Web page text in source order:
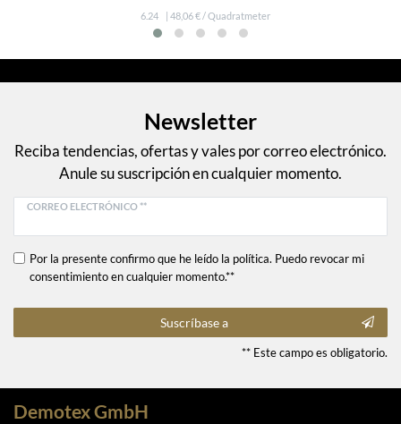
6.24 | 48,06 € / Quadratmeter
Newsletter
Reciba tendencias, ofertas y vales por correo electrónico.
Anule su suscripción en cualquier momento.
CORREO ELECTRÓNICO **
Por la presente confirmo que he leído la política. Puedo revocar mi
consentimiento en cualquier momento.**
Suscríbase a
** Este campo es obligatorio.
Demotex GmbH